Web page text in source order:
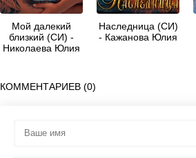
Мой далекий
близкий (СИ) -
Николаева Юлия
Наследница (СИ)
- Кажанова Юлия
КОММЕНТАРИЕВ (0)